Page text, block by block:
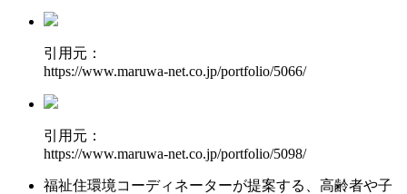
引用元：
https://www.maruwa-net.co.jp/portfolio/5066/
引用元：
https://www.maruwa-net.co.jp/portfolio/5098/
福祉住環境コーディネーターが提案する、 高齢者や子